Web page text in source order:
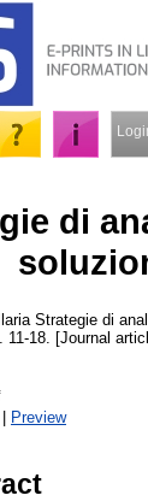
di
Strategie di
18. [Journal
| Preview